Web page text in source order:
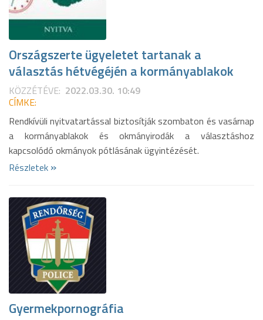
Országszerte ügyeletet tartanak a
választás hétvégéjén a kormányablakok
KÖZZÉTÉVE: 2022.03.30. 10:49
CÍMKE:
Rendkívüli nyitvatartással biztosítják szombaton és vasárnap
a kormányablakok és okmányirodák a választáshoz
kapcsolódó okmányok pótlásának ügyintézését.
Részletek »
Gyermekpornográfia